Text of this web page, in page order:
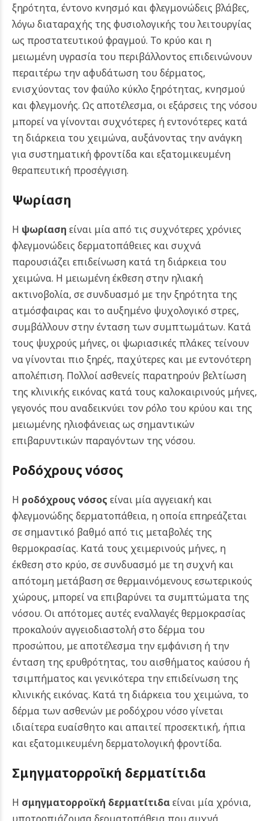
ξηρότητα, έντονο κνησμό και φλεγμονώδεις βλάβες,
λόγω διαταραχής της φυσιολογικής του λειτουργίας
ως προστατευτικού φραγμού. Το κρύο και η
μειωμένη υγρασία του περιβάλλοντος επιδεινώνουν
περαιτέρω την αφυδάτωση του δέρματος,
ενισχύοντας τον φαύλο κύκλο ξηρότητας, κνησμού
και φλεγμονής. Ως αποτέλεσμα, οι εξάρσεις της νόσου
μπορεί να γίνονται συχνότερες ή εντονότερες κατά
τη διάρκεια του χειμώνα, αυξάνοντας την ανάγκη
για συστηματική φροντίδα και εξατομικευμένη
θεραπευτική προσέγγιση.
Ψωρίαση
Η ψωρίαση είναι μία από τις συχνότερες χρόνιες
φλεγμονώδεις δερματοπάθειες και συχνά
παρουσιάζει επιδείνωση κατά τη διάρκεια του
χειμώνα. Η μειωμένη έκθεση στην ηλιακή
ακτινοβολία, σε συνδυασμό με την ξηρότητα της
ατμόσφαιρας και το αυξημένο ψυχολογικό στρες,
συμβάλλουν στην ένταση των συμπτωμάτων. Κατά
τους ψυχρούς μήνες, οι ψωριασικές πλάκες τείνουν
να γίνονται πιο ξηρές, παχύτερες και με εντονότερη
απολέπιση. Πολλοί ασθενείς παρατηρούν βελτίωση
της κλινικής εικόνας κατά τους καλοκαιρινούς μήνες,
γεγονός που αναδεικνύει τον ρόλο του κρύου και της
μειωμένης ηλιοφάνειας ως σημαντικών
επιβαρυντικών παραγόντων της νόσου.
Ροδόχρους νόσος
Η ροδόχρους νόσος είναι μία αγγειακή και
φλεγμονώδης δερματοπάθεια, η οποία επηρεάζεται
σε σημαντικό βαθμό από τις μεταβολές της
θερμοκρασίας. Κατά τους χειμερινούς μήνες, η
έκθεση στο κρύο, σε συνδυασμό με τη συχνή και
απότομη μετάβαση σε θερμαινόμενους εσωτερικούς
χώρους, μπορεί να επιβαρύνει τα συμπτώματα της
νόσου. Οι απότομες αυτές εναλλαγές θερμοκρασίας
προκαλούν αγγειοδιαστολή στο δέρμα του
προσώπου, με αποτέλεσμα την εμφάνιση ή την
ένταση της ερυθρότητας, του αισθήματος καύσου ή
τσιμπήματος και γενικότερα την επιδείνωση της
κλινικής εικόνας. Κατά τη διάρκεια του χειμώνα, το
δέρμα των ασθενών με ροδόχρου νόσο γίνεται
ιδιαίτερα ευαίσθητο και απαιτεί προσεκτική, ήπια
και εξατομικευμένη δερματολογική φροντίδα.
Σμηγματορροϊκή δερματίτιδα
Η σμηγματορροϊκή δερματίτιδαείναι μία χρόνια,